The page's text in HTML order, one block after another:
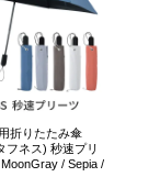
折りたたみ傘
フネス) 秒速プリ
/ Sepia /